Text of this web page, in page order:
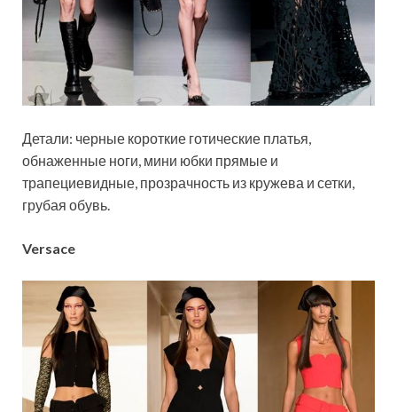
Детали: черные короткие готические платья,
обнаженные ноги, мини юбки прямые и
трапециевидные, прозрачность из кружева и сетки,
грубая обувь.
Versace